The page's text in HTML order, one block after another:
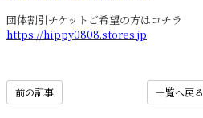
団体割引チケットご希望の方はコチラ
https://hippy0808.stores.jp
一覧へ戻る
前の記事